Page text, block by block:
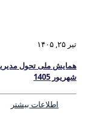
تیر ۲۵, ۱۴۰۵
همایش ملی تحول
شهریور 1405
اطلاعات بیشتر